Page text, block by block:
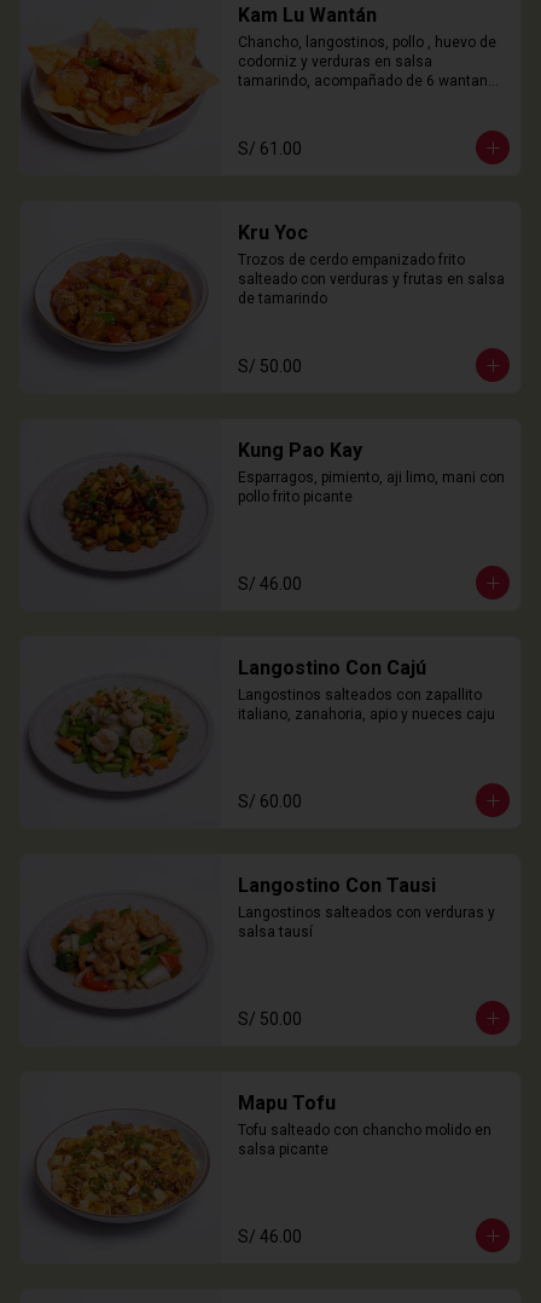
Kam Lu Wantán
Chancho, langostinos, pollo , huevo de
codorniz y verduras en salsa
tamarindo, acompañado de 6 wantanes
S/ 61.00
Kru Yoc
Trozos de cerdo empanizado frito
salteado con verduras y frutas en salsa
de tamarindo
S/ 50.00
Kung Pao Kay
Esparragos, pimiento, aji limo, mani con
pollo frito picante
S/ 46.00
Langostino Con Cajú
Langostinos salteados con zapallito
italiano, zanahoria, apio y nueces caju
S/ 60.00
Langostino Con Tausi
Langostinos salteados con verduras y
salsa tausí
S/ 50.00
Mapu Tofu
Tofu salteado con chancho molido en
salsa picante
S/ 46.00